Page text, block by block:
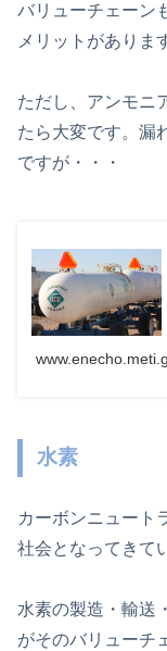
バリューチェーン
メリットがありま
ただし、アンモニ
たら大変です。漏
ですが・・・
水素
カーボンニュート
社会となってきて
水素の製造・輸送
がそのバリューチ